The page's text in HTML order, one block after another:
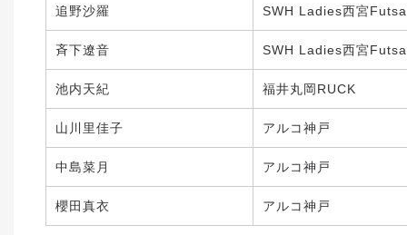
追野沙羅 SWH Ladies西宮
斉下遼音 SWH Ladies西宮
池内天紀 福井丸岡RUCK
山川里佳子 アルコ神戸
中島菜月 アルコ神戸
櫻田真衣 アルコ神戸